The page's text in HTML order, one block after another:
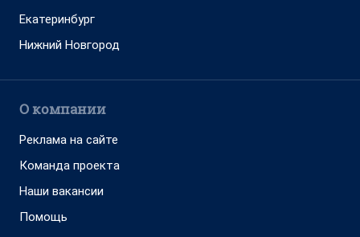
Екатеринбург
Нижний Новгород
О компании
Реклама на сайте
Команда проекта
Наши вакансии
Помощь